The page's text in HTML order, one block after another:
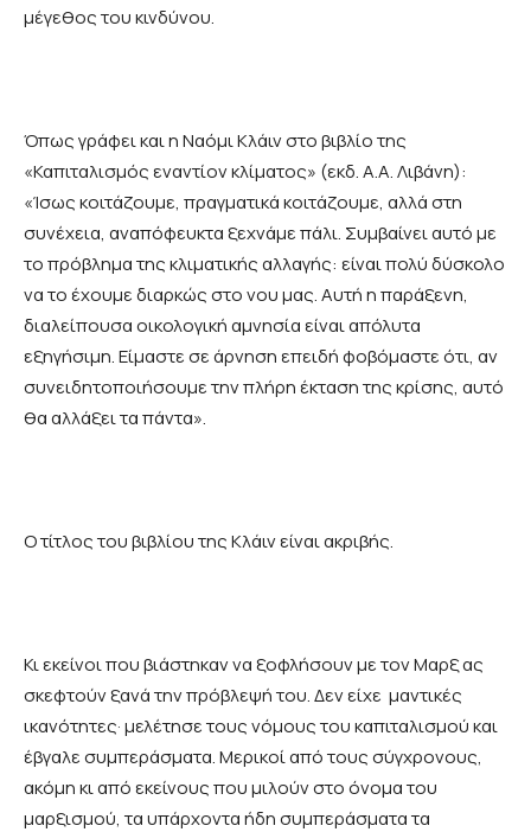
μέγεθος του κινδύνου.
Όπως γράφει και η Ναόμι Κλάιν στο βιβλίο της
«Καπιταλισμός εναντίον κλίματος» (εκδ. Α.Α. Λιβάνη):
«Ίσως κοιτάζουμε, πραγματικά κοιτάζουμε, αλλά στη
συνέχεια, αναπόφευκτα ξεχνάμε πάλι. Συμβαίνει αυτό με
το πρόβλημα της κλιματικής αλλαγής: είναι πολύ δύσκολο
να το έχουμε διαρκώς στο νου μας. Αυτή η παράξενη,
διαλείπουσα οικολογική αμνησία είναι απόλυτα
εξηγήσιμη. Είμαστε σε άρνηση επειδή φοβόμαστε ότι, αν
συνειδητοποιήσουμε την πλήρη έκταση της κρίσης, αυτό
θα αλλάξει τα πάντα».
Ο τίτλος του βιβλίου της Κλάιν είναι ακριβής.
Κι εκείνοι που βιάστηκαν να ξοφλήσουν με τον Μαρξ ας
σκεφτούν ξανά την πρόβλεψή του. Δεν είχε μαντικές
ικανότητες· μελέτησε τους νόμους του καπιταλισμού και
έβγαλε συμπεράσματα. Μερικοί από τους σύγχρονους,
ακόμη κι από εκείνους που μιλούν στο όνομα του
μαρξισμού, τα υπάρχοντα ήδη συμπεράσματα τα